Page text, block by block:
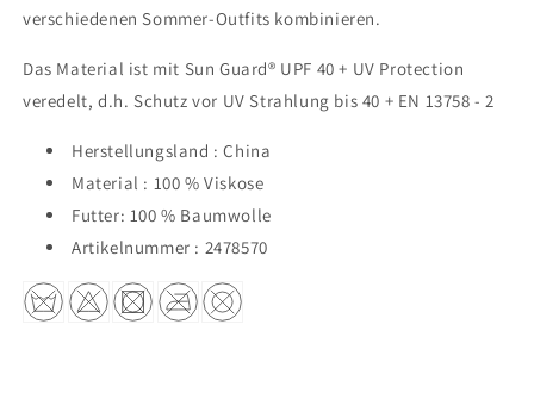
verschiedenen Sommer-Outfits kombinieren.
Das Material ist mit Sun Guard® UPF 40 + UV Protection
veredelt, d.h. Schutz vor UV Strahlung bis 40 + EN 13758 - 2
Herstellungsland : China
Material : 100 % Viskose
Futter: 100 % Baumwolle
Artikelnummer : 2478570